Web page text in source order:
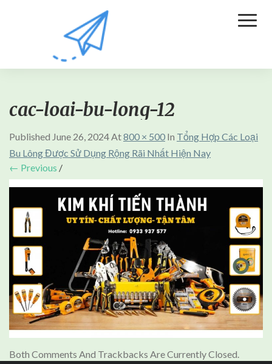
cac-loai-bu-long-12
Published June 26, 2024At800 × 500 In Tổng Hợp Các Loại
Bu Lông Được Sử Dụng Rộng Rãi Nhất Hiện Nay
← Previous /
Both Comments And Trackbacks Are Currently Closed.